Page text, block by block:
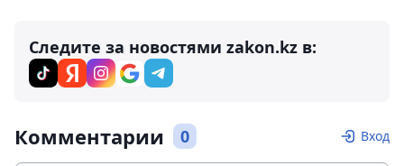
Следите за новостями zakon.kz в:
Комментарии 0 Вход